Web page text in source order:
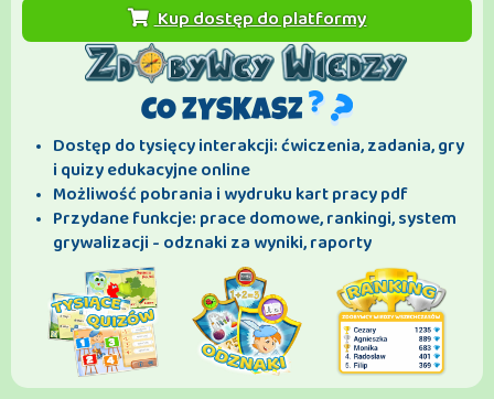
Kup dostęp do platformy
CO ZYSKASZ
Dostęp do tysięcy interakcji: ćwiczenia, zadania, gry
i quizy edukacyjne online
Możliwość pobrania i wydruku kart pracy pdf
Przydane funkcje: prace domowe, rankingi, system
grywalizacji - odznaki za wyniki, raporty